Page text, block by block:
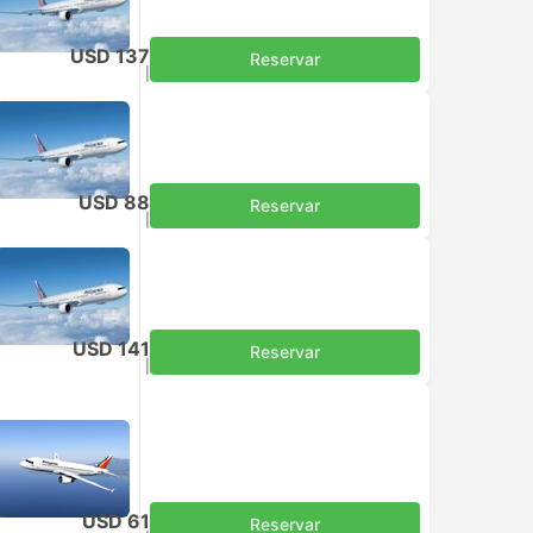
USD 137 Reservar
USD 88 Reservar
USD 141 Reservar
USD 61 Reservar